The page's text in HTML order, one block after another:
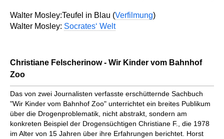
Walter Mosley:Teufel in Blau (Verfilmung)
Walter Mosley: Socrates‘ Welt
Christiane Felscherinow - Wir Kinder vom Bahnhof
Zoo
Das von zwei Journalisten verfasste erschütternde Sachbuch
"Wir Kinder vom Bahnhof Zoo" unterrichtet ein breites Publikum
über die Drogenproblematik, nicht abstrakt, sondern am
konkreten Beispiel der Drogensüchtigen Christiane F., die 1978
im Alter von 15 Jahren über ihre Erfahrungen berichtet. Horst